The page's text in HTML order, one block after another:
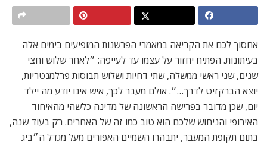
אחסוך לכם את הקריאה במאמרי הפרשנות המופיעים בימים אלה
בעיתונות. הפתיח יחזור על עצמו עד לעייפה: ״לאחר שלוש וחצי
שנים, שני ראשי ממשלה, שתי דחיות ושלוש תבוסות פרלמנטריות,
יוצא הברקזיט לדרך…״. אולם מעבר לכך, איש אינו יודע מה יילד
יום, שכן מדובר בפרישה הראשונה של מדינה כלשהי מהאיחוד
האירופי והניחוש שלכם הוא טוב כמו זה של האחרים. רק בעוד שנה,
בתום תקופת המעבר, יתבהרו השמיים האפורים מעל מגדל ה״ביג